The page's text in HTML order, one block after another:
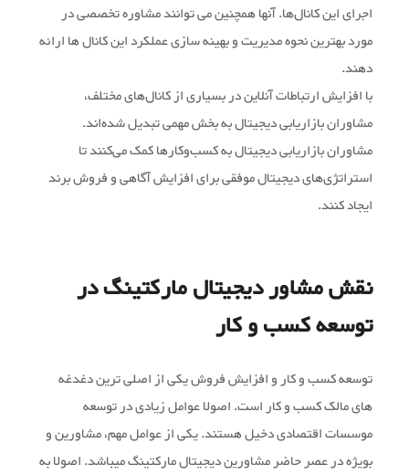
اجرای این کانال‌ها. آنها همچنین می توانند مشاوره تخصصی در
مورد بهترین نحوه مدیریت و بهینه سازی عملکرد این کانال ها ارائه
دهند.
با افزایش ارتباطات آنلاین در بسیاری از کانال‌های مختلف،
مشاوران بازاریابی دیجیتال به بخش مهمی تبدیل شده‌اند.
مشاوران بازاریابی دیجیتال به کسب‌وکارها کمک می‌کنند تا
استراتژی‌های دیجیتال موفقی برای افزایش آگاهی و فروش برند
ایجاد کنند.
نقش مشاور دیجیتال مارکتینگ در
توسعه کسب و کار
توسعه کسب و کار و افزایش فروش یکی از اصلی ترین دغدغه
های مالک کسب و کار است. اصولا عوامل زیادی در توسعه
موسسات اقتصادی دخیل هستند. یکی از عوامل مهم، مشاورین و
بویژه در عصر حاضر مشاورین دیجیتال مارکتینگ میباشد. اصولا به